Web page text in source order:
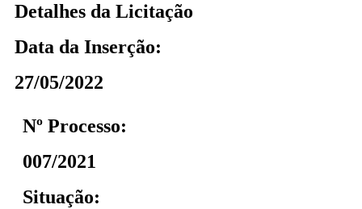
Detalhes da Licitação
Data da Inserção:
27/05/2022
Nº Processo:
007/2021
Situação: